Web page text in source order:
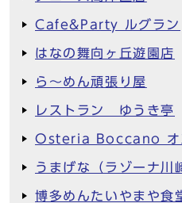
Cafe&Party ルグラン
はなの舞向ヶ丘遊園店
ら～めん頑張り屋
レストラン ゆうき亭
Osteria Boccano オ
うまげな（ラゾーナ川
博多めんたいやまや食